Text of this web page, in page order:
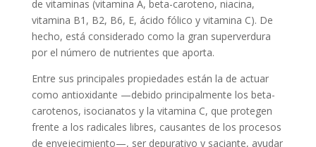
de vitaminas (vitamina A, beta-caroteno, niacina,
vitamina B1, B2, B6, E, ácido fólico y vitamina C). De
hecho, está considerado como la gran superverdura
por el número de nutrientes que aporta.
Entre sus principales propiedades están la de actuar
como antioxidante —debido principalmente los beta-
carotenos, isocianatos y la vitamina C, que protegen
frente a los radicales libres, causantes de los procesos
de envejecimiento—, ser depurativo y saciante, ayudar